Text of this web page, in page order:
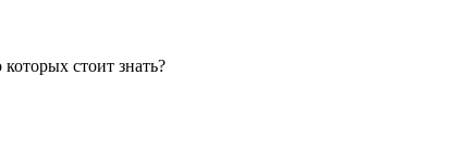
стоит знать?